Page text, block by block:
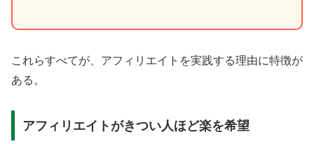
これらすべてが、アフィリエイトを実践する理由に特徴が
ある。
アフィリエイトがきつい人ほど楽を希望